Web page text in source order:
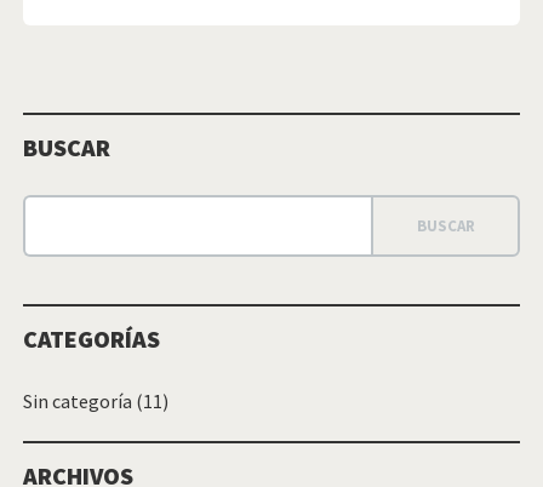
BUSCAR
CATEGORÍAS
Sin categoría (11)
ARCHIVOS